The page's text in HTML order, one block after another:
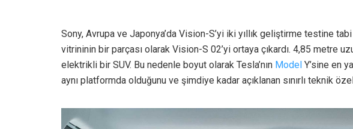
Sony, Avrupa ve Japonya’da Vision-S’yi iki yıllık geliştirme testine
vitrininin bir parçası olarak Vision-S 02’yi ortaya çıkardı. 4,85 metre
elektrikli bir SUV. Bu nedenle boyut olarak Tesla’nın Model Y’sine en
aynı platformda olduğunu ve şimdiye kadar açıklanan sınırlı teknik